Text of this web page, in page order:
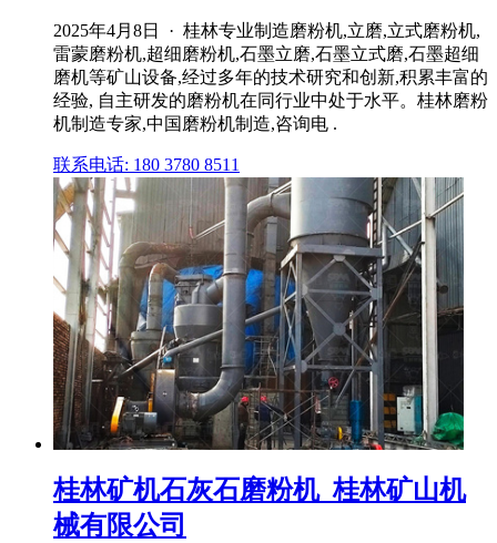
2025年4月8日 · 桂林专业制造磨粉机,立磨,立式磨粉机,
雷蒙磨粉机,超细磨粉机,石墨立磨,石墨立式磨,石墨超细
磨机等矿山设备,经过多年的技术研究和创新,积累丰富的
经验, 自主研发的磨粉机在同行业中处于水平。桂林磨粉
机制造专家,中国磨粉机制造,咨询电 .
联系电话: 180 3780 8511
桂林矿机石灰石磨粉机_桂林矿山机
械有限公司